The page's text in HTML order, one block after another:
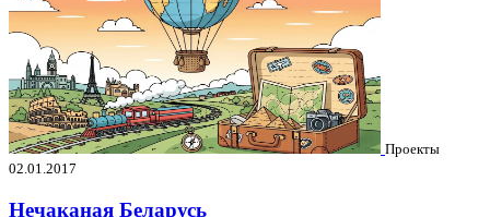
Проекты
02.01.2017
Нечаканая Беларусь